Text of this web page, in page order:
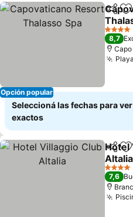
Opción popular
4
8,7
Seleccioná las fechas para
exactos
Hotel
Altalia
4
7,6